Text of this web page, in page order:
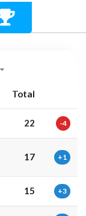
Total
22 -4
17 +1
15 +3